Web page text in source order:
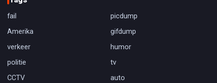
fail
picdump
Amerika
gifdump
verkeer
humor
politie
tv
CCTV
auto